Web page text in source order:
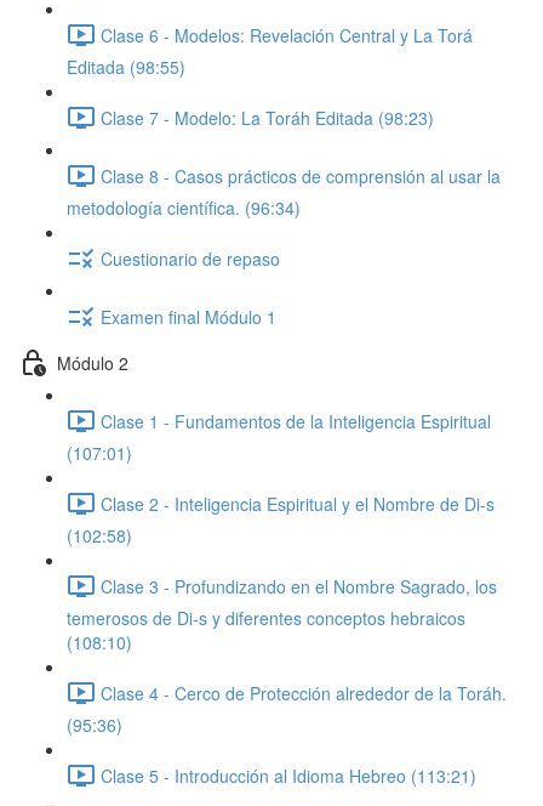
Clase 6 - Modelos: Revelación Central y La Torá
Editada (98:55)
Clase 7 - Modelo: La Toráh Editada (98:23)
Clase 8 - Casos prácticos de comprensión al usar la
metodología científica. (96:34)
Cuestionario de repaso
Examen final Módulo 1
Módulo 2
Clase 1 - Fundamentos de la Inteligencia Espiritual
(107:01)
Clase 2 - Inteligencia Espiritual y el Nombre de Di-s
(102:58)
Clase 3 - Profundizando en el Nombre Sagrado, los
temerosos de Di-s y diferentes conceptos hebraicos
(108:10)
Clase 4 - Cerco de Protección alrededor de la Toráh.
(95:36)
Clase 5 - Introducción al Idioma Hebreo (113:21)